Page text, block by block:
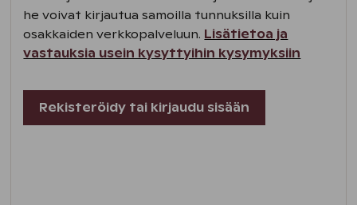
he voivat kirjautua samoilla tunnuksilla kuin
osakkaiden verkkopalveluun. Lisätietoa ja
vastauksia usein kysyttyihin kysymyksiin
Rekisteröidy tai kirjaudu sisään